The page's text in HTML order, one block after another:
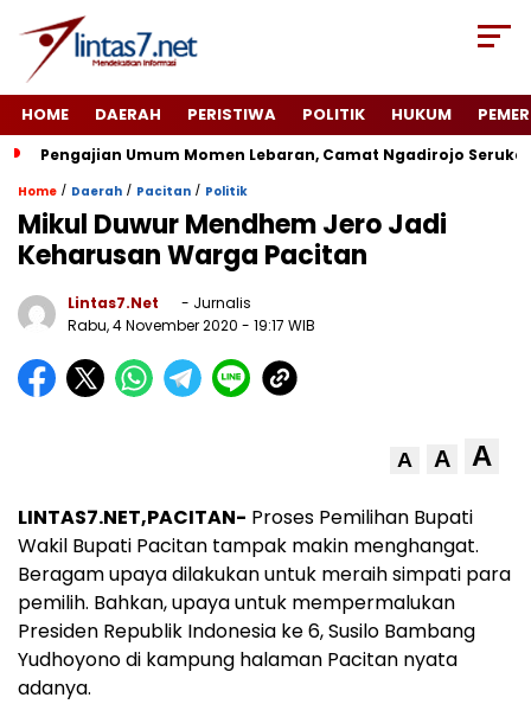
HOME DAERAH PERISTIWA POLITIK HUKUM
Pengajian Umum Momen Lebaran, Camat Ngadirojo
Home / Daerah / Pacitan / Politik
Mikul Duwur Mendhem Jero Jadi
Keharusan Warga Pacitan
Lintas7.net
- Jurnalis
Rabu, 4 November 2020 - 19:17 WIB
A A A
LINTAS7.NET,PACITAN- Proses Pemilihan Bupati
Wakil Bupati Pacitan tampak makin menghangat.
Beragam upaya dilakukan untuk meraih simpati para
pemilih. Bahkan, upaya untuk mempermalukan
Presiden Republik Indonesia ke 6, Susilo Bambang
Yudhoyono di kampung halaman Pacitan nyata
adanya.